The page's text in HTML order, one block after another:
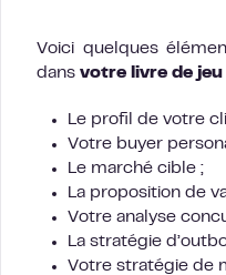
Voici quelques
dans votre livre de
Le profil de votre
Votre buyer
Le marché cible ;
La proposition de
Votre analyse
La stratégie
Votre stratégie de